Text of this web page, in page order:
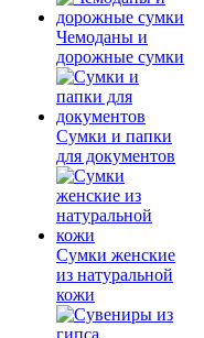
Чемоданы и
дорожные сумки
Сумки и папки
для документов
Сумки женские
из натуральной
кожи